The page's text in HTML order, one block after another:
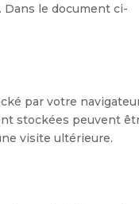
Dans le document ci-
par votre
stockées peuvent
visite ultérieure.